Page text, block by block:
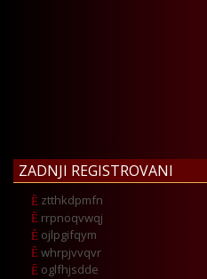
ZADNJI REGISTROVANI
ztthkdpmfn
rrpnoqvwqj
ojlpgifqym
whrpjvvqvr
oglfhjsdde